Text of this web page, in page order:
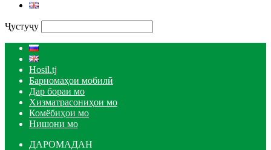
Ҷустуҷу
Hosil.tj
Барномаҳои мобилӣ
Дар бораи мо
Хизматрасониҳои мо
Комёбиҳои мо
Нишони мо
ДАРОМАДАН